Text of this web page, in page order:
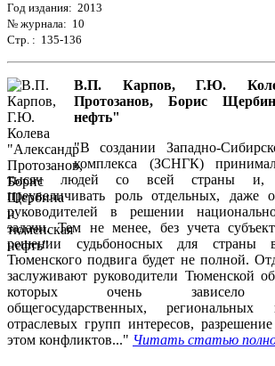
Год издания: 2013
№ журнала: 10
Стр. : 135-136
В.П. Карпов, Г.Ю.
Протозанов, Борис
нефть"
"В создании Западно-
комплекса (ЗСНГК)
тысяч людей со всей страны и,
преувеличивать роль отдельных, даже
руководителей в решении
задачи. Тем не менее, без учета
решении судьбоносных для страны
Тюменского подвига будет не полной.
заслуживают руководители Тюменской
которых очень зависело
общегосударственных,
отраслевых групп интересов,
этом конфликтов..." Читать статью